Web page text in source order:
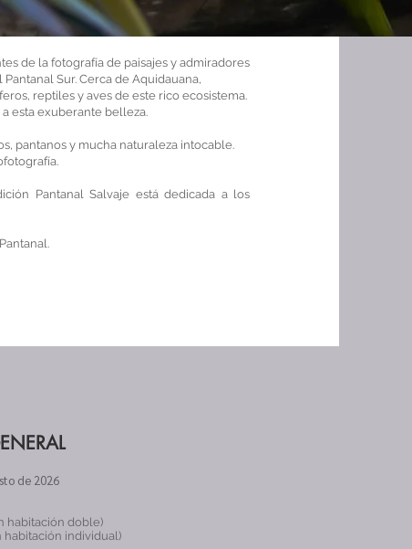
de la fotografía de paisajes y admiradores
Sur. Cerca de Aquidauana,
reptiles y aves de este rico ecosistema.
esta exuberante belleza.
pantanos y mucha naturaleza intocable.
Pantanal Salvaje está dedicada a los
de 2026
habitación doble)
habitación individual)